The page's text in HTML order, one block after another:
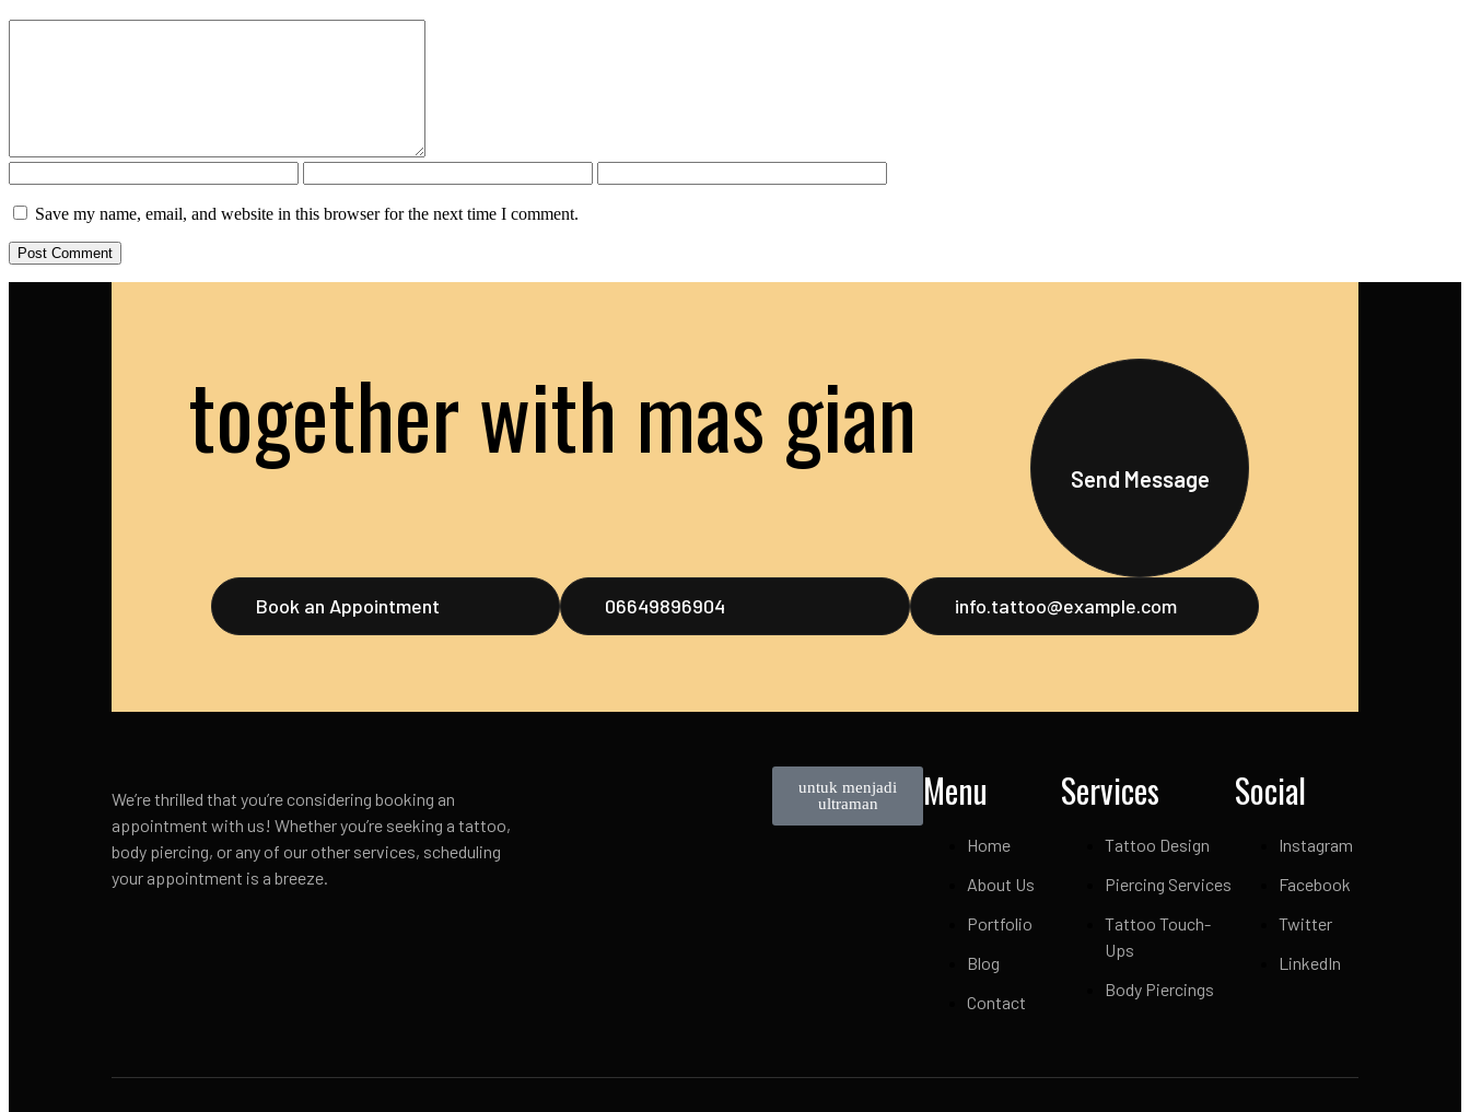
Save my name, email, and website in this browser for the next time I comment.
together with mas gian
Send Message
Book an Appointment 06649896904 info.tattoo@example.com
We’re thrilled that you’re considering booking an
appointment with us! Whether you’re seeking a tattoo,
body piercing, or any of our other services, scheduling
your appointment is a breeze.
untuk menjadi
ultraman
Menu
Home
About Us
Portfolio
Blog
Contact
Services
Tattoo Design
Piercing Services
Tattoo Touch-
Ups
Body Piercings
Social
Instagram
Facebook
Twitter
LinkedIn